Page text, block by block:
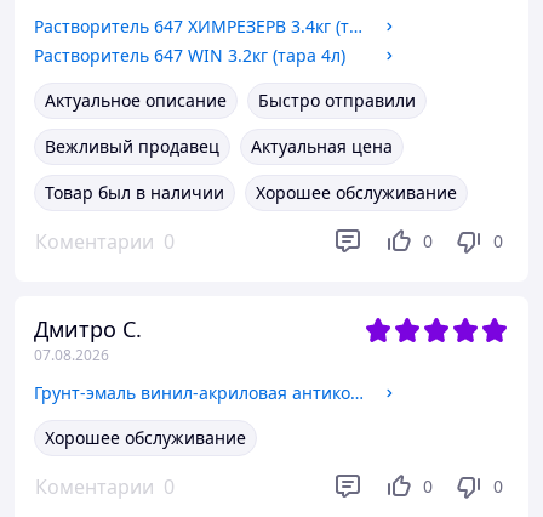
Растворитель 647 ХИМРЕЗЕРВ 3.4кг (тара 5л)
Растворитель 647 WIN 3.2кг (тара 4л)
Актуальное описание
Быстро отправили
Вежливый продавец
Актуальная цена
Товар был в наличии
Хорошее обслуживание
Коментарии 0 0 0
Дмитро С.
07.08.2026
Грунт-эмаль винил-акриловая антикор. "5в1" PROTEX 2.4кг (2.1л) цвета в ассортименте
Хорошее обслуживание
Коментарии 0 0 0